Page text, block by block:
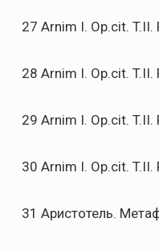
27 Arnim I. Op.cit. T.II.
28 Arnim I. Op.cit. T.II.
29 Arnim I. Op.cit. T.II.
30 Arnim I. Op.cit. T.II.
31 Аристотель.